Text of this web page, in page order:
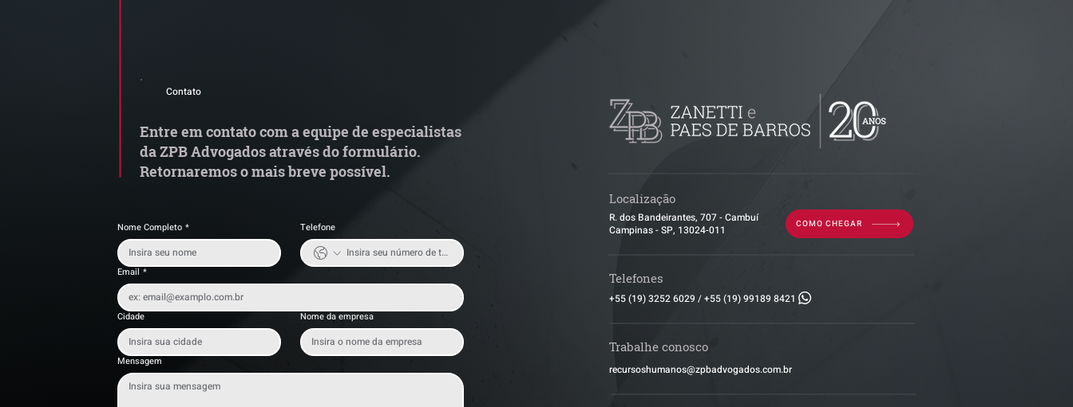
Alerta de Tentativa de
condominial anterior?
Contato
Entre em contato com a equipe de especialistas
da ZPB Advogados através do formulário.
Retornaremos o mais breve possível.
Nome Completo * Telefone
Email *
Cidade Nome da empresa
Mensagem
Localização
R. dos Bandeirantes, 707 - Cambuí
Campinas - SP, 13024-011
COMO CHEGAR
Telefones
+55 (19) 3252 6029 /+55 (19) 99189 8421
Trabalhe conosco
​recursoshumanos@zpbadvogados.com.br